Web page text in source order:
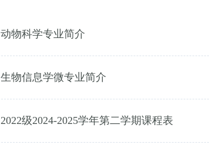
动物科学专业简介
生物信息学微专业简介
2022级2024-2025学年第二学期课程表